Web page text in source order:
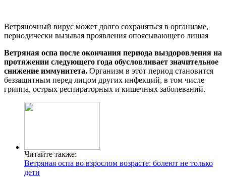
Ветряночный вирус может долго сохраняться в организме,
периодически вызывая проявления опоясывающего лишая
Ветряная оспа после окончания периода выздоровления на
протяжении следующего года обусловливает значительное
снижение иммунитета. Организм в этот период становится
беззащитным перед лицом других инфекций, в том числе
гриппа, острых респираторных и кишечных заболеваний.
Читайте также:
Ветряная оспа во взрослом возрасте: болеют не только
дети